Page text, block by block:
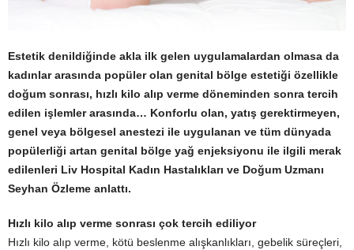
Estetik denildiğinde akla ilk gelen uygulamalardan olmasa da
kadınlar arasında popüler olan genital bölge estetiği özellikle
doğum sonrası, hızlı kilo alıp verme döneminden sonra tercih
edilen işlemler arasında… Konforlu olan, yatış gerektirmeyen,
genel veya bölgesel anestezi ile uygulanan ve tüm dünyada
popülerliği artan genital bölge yağ enjeksiyonu ile ilgili merak
edilenleri Liv Hospital Kadın Hastalıkları ve Doğum Uzmanı
Seyhan Özleme anlattı.
Hızlı kilo alıp verme sonrası çok tercih ediliyor
Hızlı kilo alıp verme, kötü beslenme alışkanlıkları, gebelik süreçleri,